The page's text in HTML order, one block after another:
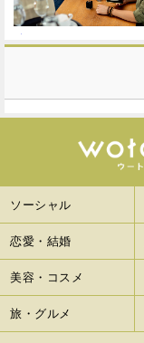
ソーシャル
恋愛・結婚
美容・コスメ
旅・グルメ